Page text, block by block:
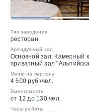
1 2
Тип заведения
ресторан
Арендуемый зал
Основной зал, Камерный
приватный зал
Меню на персону
4 500 руб./чел.
Вместимость
от 12 до 130 чел.
Часы работы